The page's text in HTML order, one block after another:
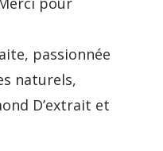
passionnée
naturels,
D’extrait et